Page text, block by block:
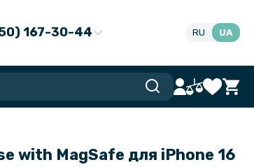
167-30-44 RU UA
with MagSafe для iPhone 16